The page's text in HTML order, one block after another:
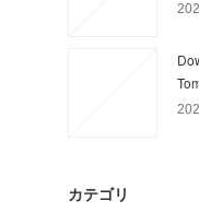
カテゴリ